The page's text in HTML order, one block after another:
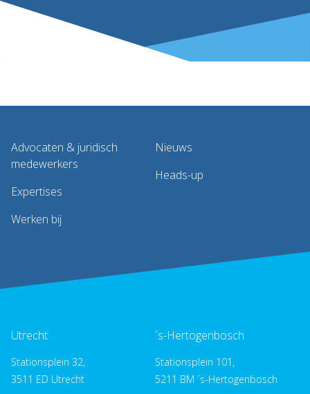
Advocaten & juridisch
medewerkers
Expertises
Werken bij
Nieuws
Heads-up
Utrecht
Stationsplein 32,
3511 ED Utrecht
´s-Hertogenbosch
Stationsplein 101,
5211 BM ´s-Hertogenbosch